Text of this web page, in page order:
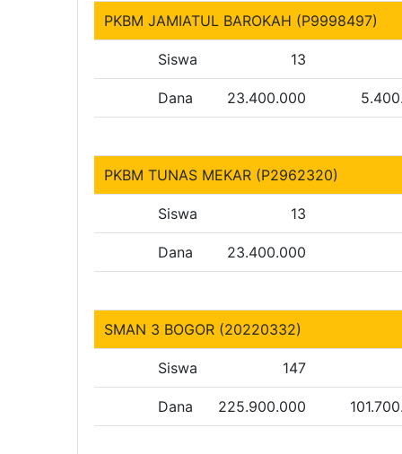
PKBM JAMIATUL BAROKAH (P9998497)
Siswa 13
Dana 23.400.000
PKBM TUNAS MEKAR (P2962320)
Siswa 13
Dana 23.400.000
SMAN 3 BOGOR (20220332)
Siswa 147
Dana 225.900.000